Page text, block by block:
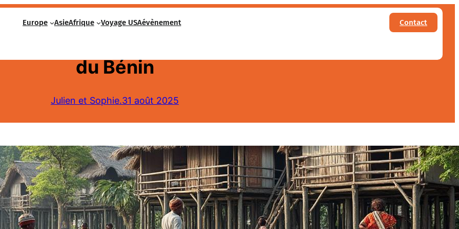
Europe AsieAfrique Voyage USAévènement Contact
dans la vie quotidienne de la cité lacustre
du Bénin
Julien et Sophie.31 août 2025